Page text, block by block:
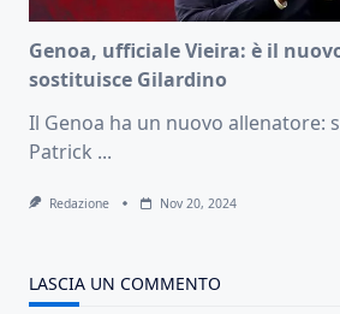
Genoa, ufficiale Vieira: è il
sostituisce Gilardino
Il Genoa ha un nuovo allenatore:
Patrick ...
Redazione Nov 20, 2024
LASCIA UN COMMENTO